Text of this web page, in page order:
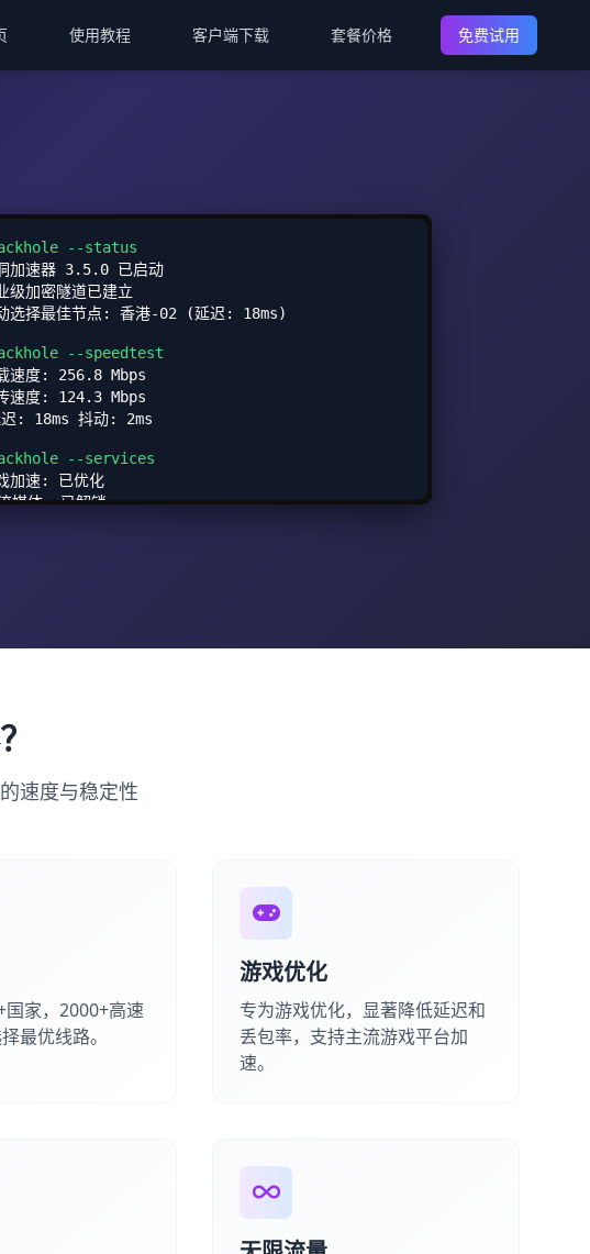
使用教程 客户端下载 套餐价格 免费试用
--status
加速器 3.5.0 已启动
级加密隧道已建立
选择最佳节点: 香港-02 (延迟: 18ms)
--speedtest
速度: 256.8 Mbps
速度: 124.3 Mbps
: 18ms 抖动: 2ms
--services
加速: 已优化
媒体: 已解锁
速度与稳定性
家，2000+高速
最优线路。
游戏优化
专为游戏优化，显著降低延迟和
丢包率，支持主流游戏平台加
速。